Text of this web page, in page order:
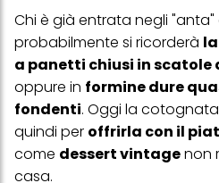
Chi è già entrata negli
probabilmente si ricorderà
a panetti chiusi in scatole
oppure in formine dure
fondenti. Oggi la
quindi per offrirla con il
come dessert vintagenon
casa.